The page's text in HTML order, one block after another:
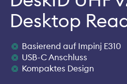
Desktop
Basierend auf Impinj E310
USB-C Anschluss
Kompaktes Design